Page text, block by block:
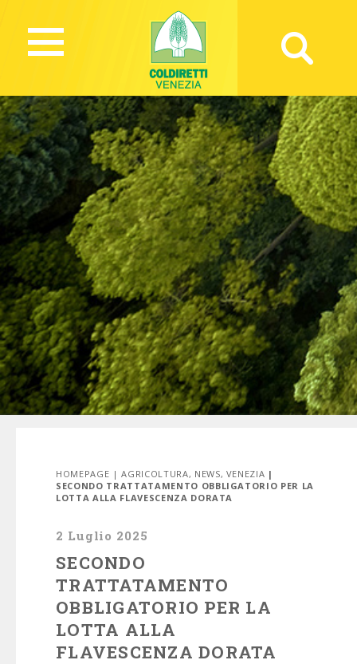
HOMEPAGE |AGRICOLTURA, NEWS, VENEZIA |
SECONDO TRATTATAMENTO OBBLIGATORIO PER LA
LOTTA ALLA FLAVESCENZA DORATA
2 Luglio 2025
SECONDO
TRATTATAMENTO
OBBLIGATORIO PER LA
LOTTA ALLA
FLAVESCENZA DORATA